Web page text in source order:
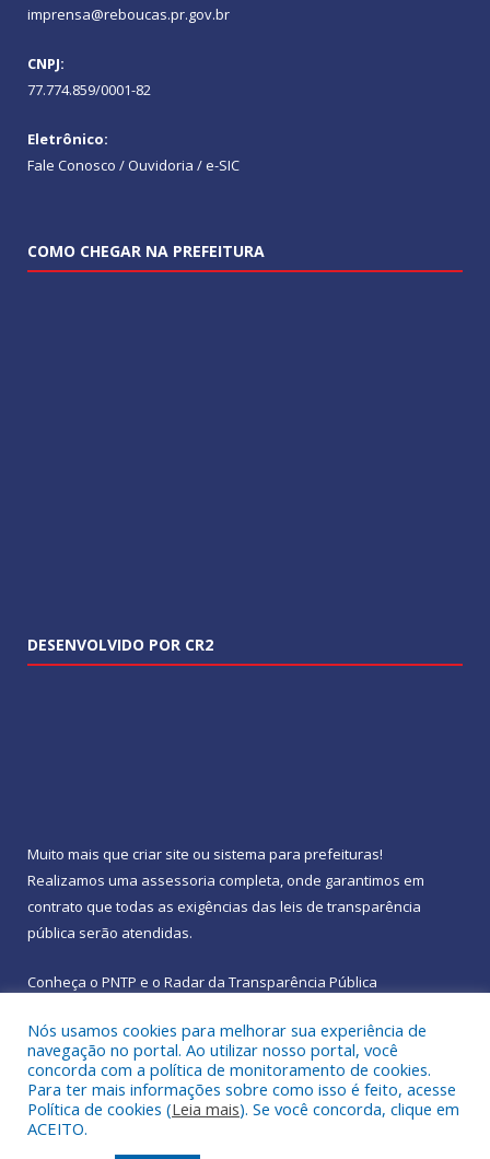
imprensa@reboucas.pr.gov.br
CNPJ:
77.774.859/0001-82
Eletrônico:
Fale Conosco / Ouvidoria / e-SIC
COMO CHEGAR NA PREFEITURA
DESENVOLVIDO POR CR2
Muito mais que criar site ou sistema para prefeituras!
Realizamos uma assessoria completa, onde garantimos em
contrato que todas as exigências das leis de transparência
pública serão atendidas.
Conheça o PNTP e o Radar da Transparência Pública
Todos os direitos reservados a Prefeitura Municipal de
Rebouças.
Nós usamos cookies para melhorar sua experiência de
navegação no portal. Ao utilizar nosso portal, você
concorda com a política de monitoramento de cookies.
Para ter mais informações sobre como isso é feito, acesse
Política de cookies (Leia mais). Se você concorda, clique em
ACEITO.